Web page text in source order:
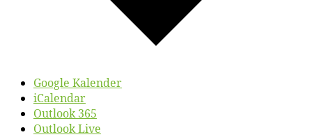
Google Kalender
iCalendar
Outlook 365
Outlook Live